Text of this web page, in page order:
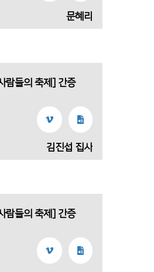
문혜리
람들의 축제] 간증
김진섭 집사
람들의 축제] 간증